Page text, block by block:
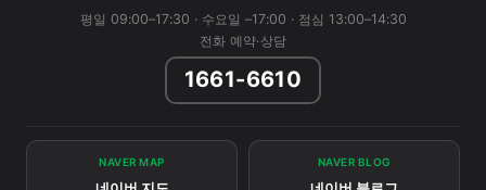
평일 09:00–17:30 · 수요일 –17:00 · 점심 13:00–14:30
전화 예약·상담
1661-6610
NAVER MAP NAVER BLOG